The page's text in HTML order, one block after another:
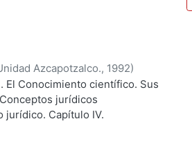
Azcapotzalco., 1992)
El Conocimiento científico. Sus
jurídicos
jurídico. Capítulo IV.